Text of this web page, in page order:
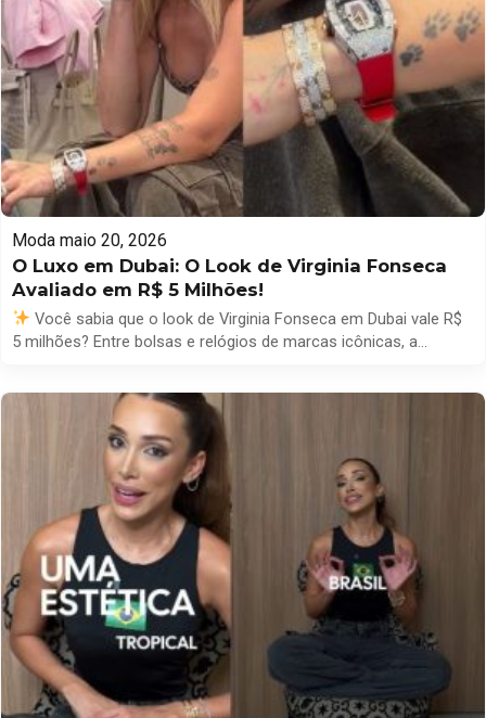
Moda maio 20, 2026
O Luxo em Dubai: O Look de Virginia Fonseca
Avaliado em R$ 5 Milhões!
Você sabia que o look de Virginia Fonseca em Dubai vale R$
5 milhões? Entre bolsas e relógios de marcas icônicas, a
R$ 2 milhões –
Pulseiras Love da Cartier –